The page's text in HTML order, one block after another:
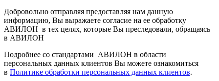
Добровольно отправляя предоставляя нам данную
информацию, Вы выражаете согласие на ее обработку
АВИЛОН в тех целях, которые Вы преследовали, обращаясь
в АВИЛОН
Подробнее со стандартами АВИЛОН в области
персональных данных клиентов Вы можете ознакомиться
в Политике обработки персональных данных клиентов.